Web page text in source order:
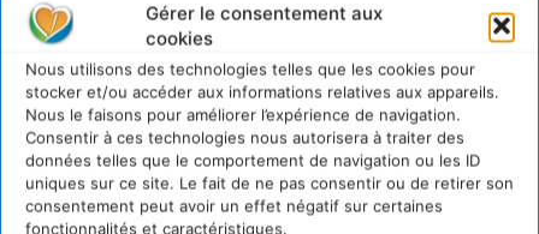
Gérer le consentement aux
cookies
Nous utilisons des technologies telles que les cookies pour
stocker et/ou accéder aux informations relatives aux appareils.
Nous le faisons pour améliorer l’expérience de navigation.
Consentir à ces technologies nous autorisera à traiter des
données telles que le comportement de navigation ou les ID
uniques sur ce site. Le fait de ne pas consentir ou de retirer son
consentement peut avoir un effet négatif sur certaines
fonctionnalités et caractéristiques.
On parle plus des obligations vertes qu’elles n’existent en
réalité, et elles peuvent devenir un instrument de
greenwashing… »
En quoi la finance peut-elle aider
ou accélérer la transition